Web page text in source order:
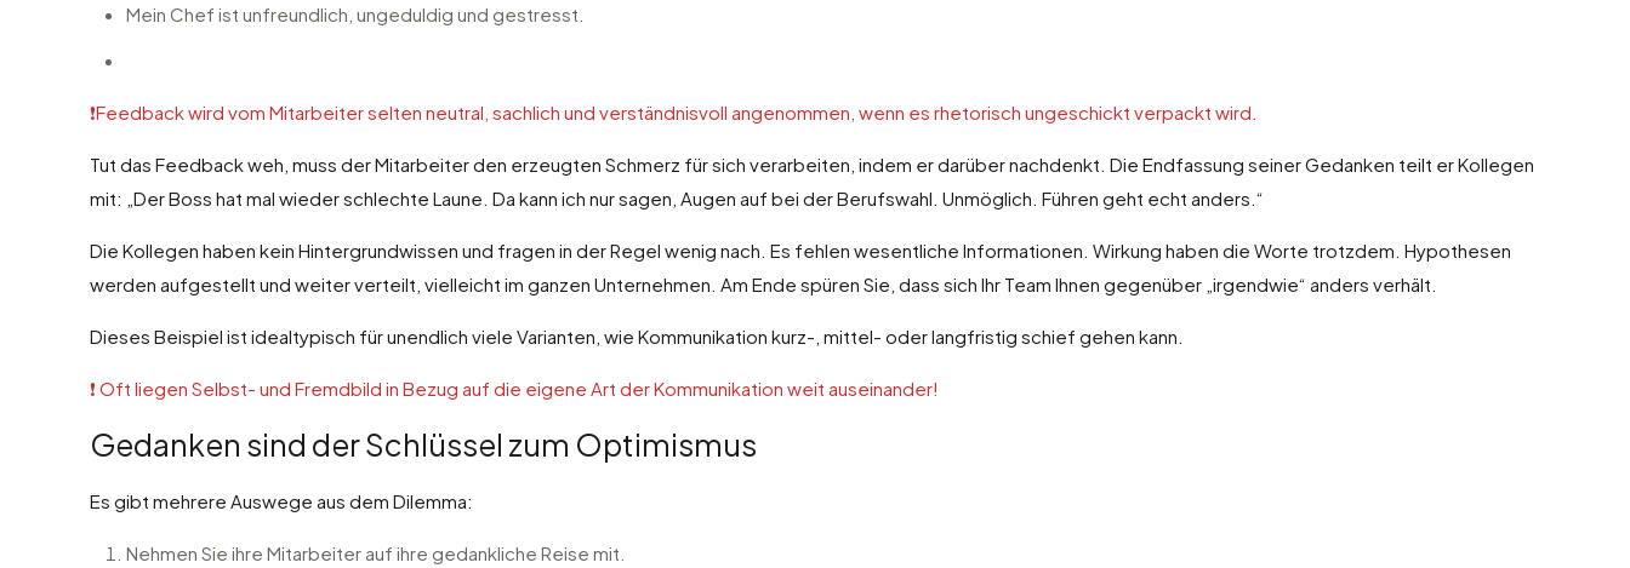
Mein Chef ist unfreundlich, ungeduldig und gestresst.
❗️Feedback wird vom Mitarbeiter selten neutral, sachlich und verständnisvoll angenommen, wenn es rhetorisch ungeschickt verpackt wird.
Tut das Feedback weh, muss der Mitarbeiter den erzeugten Schmerz für sich verarbeiten, indem er darüber nachdenkt. Die Endfassung seiner Gedanken teilt er Kollegen
mit: „Der Boss hat mal wieder schlechte Laune. Da kann ich nur sagen, Augen auf bei der Berufswahl. Unmöglich. Führen geht echt anders.“
Die Kollegen haben kein Hintergrundwissen und fragen in der Regel wenig nach. Es fehlen wesentliche Informationen. Wirkung haben die Worte trotzdem. Hypothesen
werden aufgestellt und weiter verteilt, vielleicht im ganzen Unternehmen. Am Ende spüren Sie, dass sich Ihr Team Ihnen gegenüber „irgendwie“ anders verhält.
Dieses Beispiel ist idealtypisch für unendlich viele Varianten, wie Kommunikation kurz-, mittel- oder langfristig schief gehen kann.
❗️ Oft liegen Selbst- und Fremdbild in Bezug auf die eigene Art der Kommunikation weit auseinander!
Gedanken sind der Schlüssel zum Optimismus
Es gibt mehrere Auswege aus dem Dilemma:
Nehmen Sie ihre Mitarbeiter auf ihre gedankliche Reise mit.